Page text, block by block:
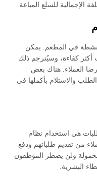
الإجمالية للسلع المباعة.
في المطعم. يمكن
أكثر كفاءة، وسيُترجم ذلك
العملاء. هناك بعض
والاستلام بأكملها في
هي استخدام نظام
من تقديم طلباتهم ودفع
ولن يضطر الموظفون
البشرية.